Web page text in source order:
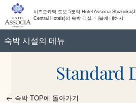
시즈오카역 도보 5분의 Hotel Associa
Central Hotels)의 숙박 객실, 더블에 대해서
숙박 시설의 메뉴
스탠다드 싱글
스탠다드 더블
모더레이트 더블
Standard
숙박 TOP에 돌아가기